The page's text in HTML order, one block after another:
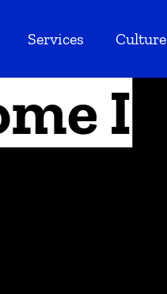
Services Culture
I